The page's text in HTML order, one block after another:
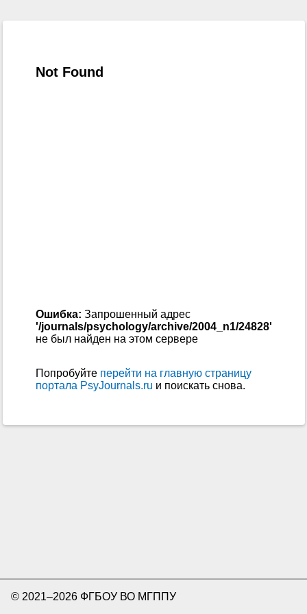
Not Found
Ошибка: Запрошенный адрес
'/journals/psychology/archive/2004_n1/24828'
не был найден на этом сервере
Попробуйте перейти на главную страницу
портала PsyJournals.ru и поискать снова.
© 2021–2026 ФГБОУ ВО МГППУ